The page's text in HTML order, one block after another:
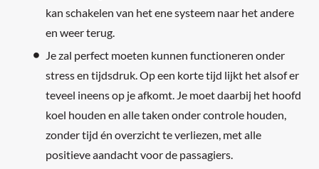
kan schakelen van het ene systeem naar het andere
en weer terug.
Je zal perfect moeten kunnen functioneren onder
stress en tijdsdruk. Op een korte tijd lijkt het alsof er
teveel ineens op je afkomt. Je moet daarbij het hoofd
koel houden en alle taken onder controle houden,
zonder tijd én overzicht te verliezen, met alle
positieve aandacht voor de passagiers.